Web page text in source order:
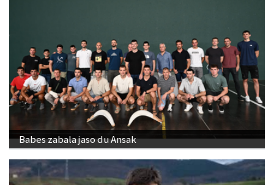
Babes zabala jaso du Ansak